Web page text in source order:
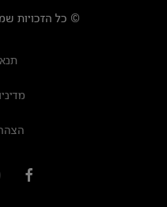
© כל הזכויות